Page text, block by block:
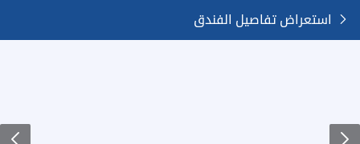
استعراض تفاصيل الفندق